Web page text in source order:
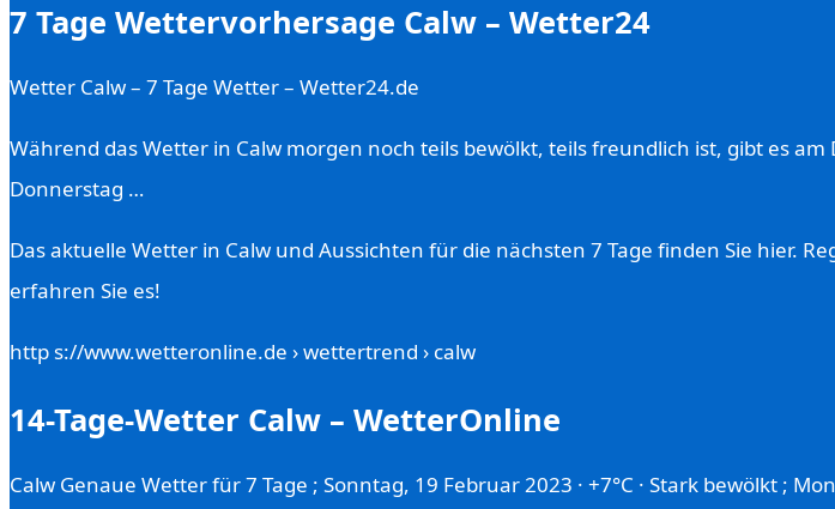
7 Tage Wettervorhersage Calw – Wetter24
Wetter Calw – 7 Tage Wetter – Wetter24.de
Während das Wetter in Calw morgen noch teils bewölkt, teils freundlich ist, gibt es
Donnerstag …
Das aktuelle Wetter in Calw und Aussichten für die nächsten 7 Tage finden Sie hier.
erfahren Sie es!
http s://www.wetteronline.de › wettertrend › calw
14-Tage-Wetter Calw – WetterOnline
Calw Genaue Wetter für 7 Tage ; Sonntag, 19 Februar 2023 · +7°C · Stark bewölkt ;